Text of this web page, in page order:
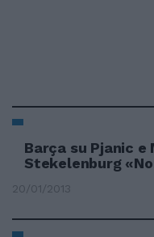
Barça su Pjanic e
Stekelenburg
20/01/2013